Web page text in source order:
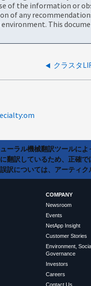
of the information or
any
This
ーラル機械翻訳ツールに
翻訳しているため、正確
訳については、アーティ
COMPANY
Newsroom
Events
NetApp Insight
Customer Stories
Environment,
Governance
Investors
Careers
Contact Us